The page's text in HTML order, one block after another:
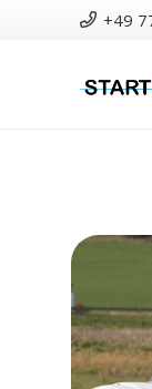
+49